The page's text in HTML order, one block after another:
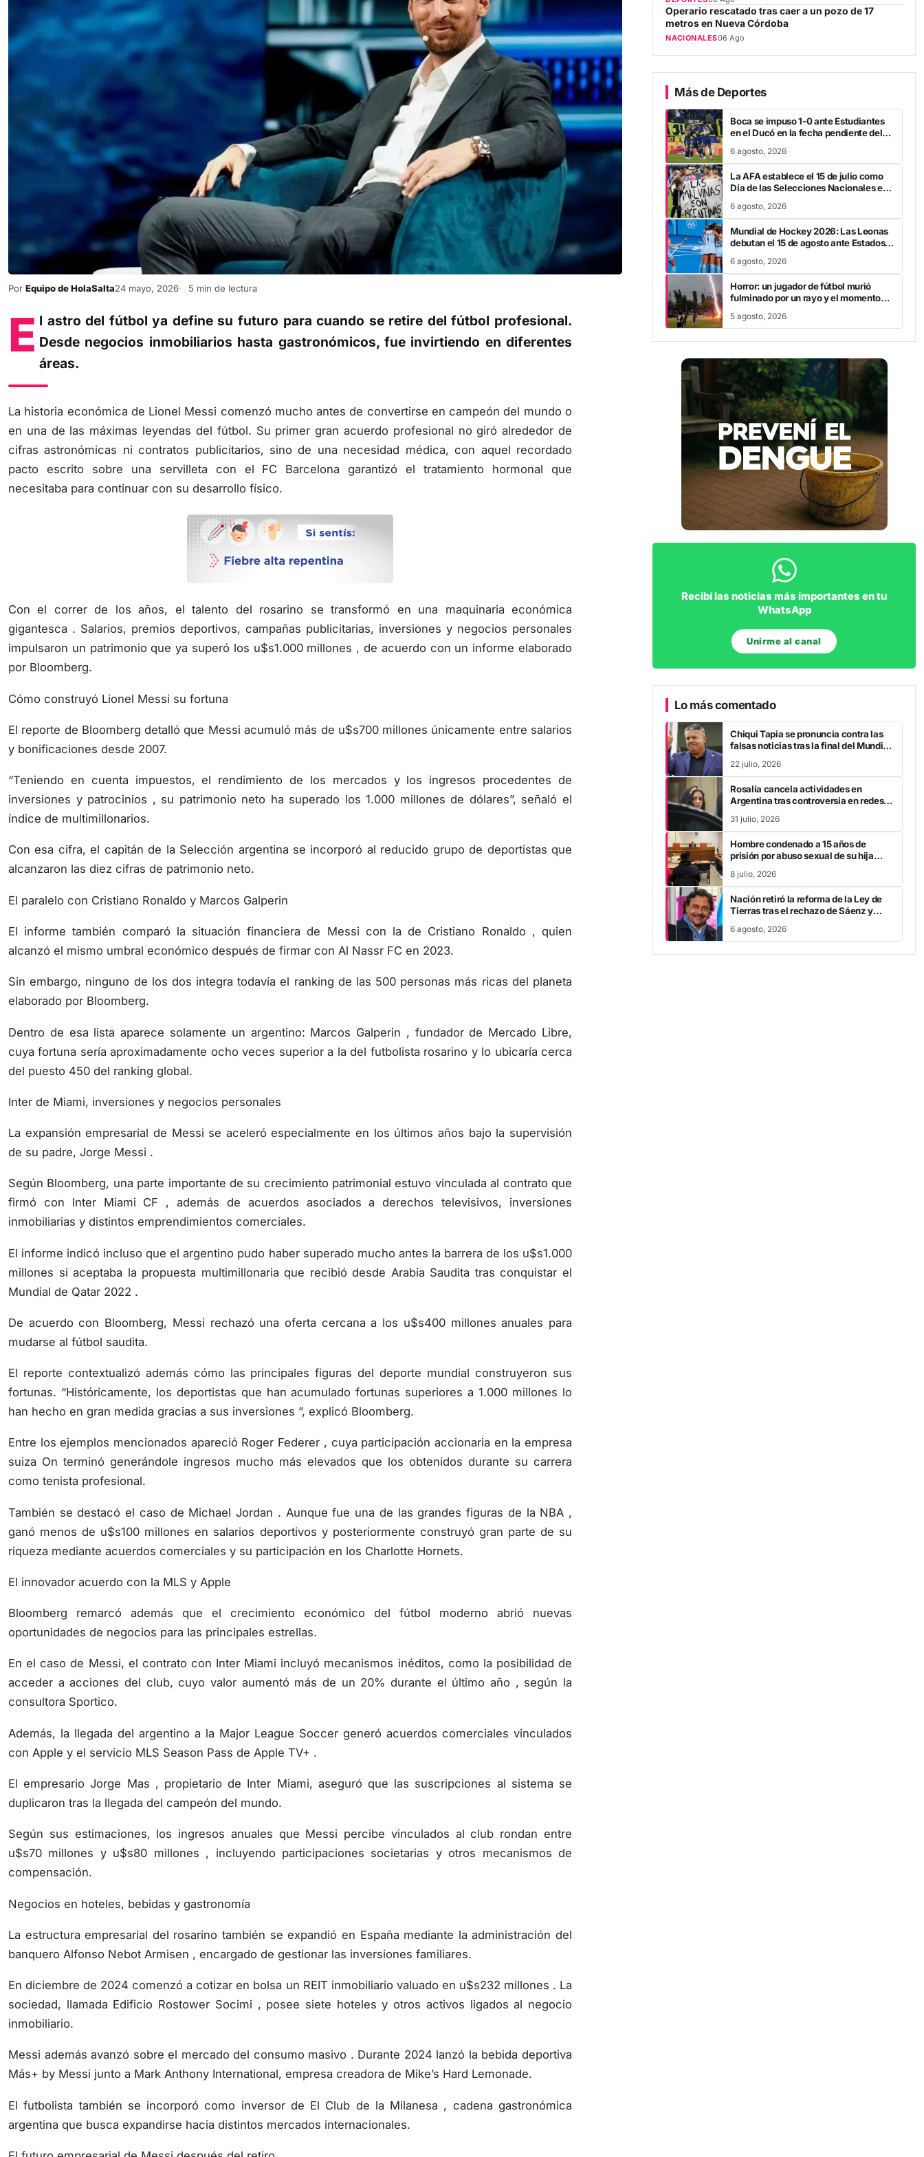
Por Equipo de HolaSalta24 mayo, 2026 5 min de lectura
E l astro del fútbol ya define su futuro para cuando se retire del fútbol profesional.
Desde negocios inmobiliarios hasta gastronómicos, fue invirtiendo en diferentes
áreas.
La historia económica de Lionel Messi comenzó mucho antes de convertirse en campeón del mundo o
en una de las máximas leyendas del fútbol. Su primer gran acuerdo profesional no giró alrededor de
cifras astronómicas ni contratos publicitarios, sino de una necesidad médica, con aquel recordado
pacto escrito sobre una servilleta con el FC Barcelona garantizó el tratamiento hormonal que
necesitaba para continuar con su desarrollo físico.
Con el correr de los años, el talento del rosarino se transformó en una maquinaria económica
gigantesca . Salarios, premios deportivos, campañas publicitarias, inversiones y negocios personales
impulsaron un patrimonio que ya superó los u$s1.000 millones , de acuerdo con un informe elaborado
por Bloomberg.
Cómo construyó Lionel Messi su fortuna
El reporte de Bloomberg detalló que Messi acumuló más de u$s700 millones únicamente entre salarios
y bonificaciones desde 2007.
“Teniendo en cuenta impuestos, el rendimiento de los mercados y los ingresos procedentes de
inversiones y patrocinios , su patrimonio neto ha superado los 1.000 millones de dólares”, señaló el
índice de multimillonarios.
Con esa cifra, el capitán de la Selección argentina se incorporó al reducido grupo de deportistas que
alcanzaron las diez cifras de patrimonio neto.
El paralelo con Cristiano Ronaldo y Marcos Galperin
El informe también comparó la situación financiera de Messi con la de Cristiano Ronaldo , quien
alcanzó el mismo umbral económico después de firmar con Al Nassr FC en 2023.
Sin embargo, ninguno de los dos integra todavía el ranking de las 500 personas más ricas del planeta
elaborado por Bloomberg.
Dentro de esa lista aparece solamente un argentino: Marcos Galperin , fundador de Mercado Libre,
cuya fortuna sería aproximadamente ocho veces superior a la del futbolista rosarino y lo ubicaría cerca
del puesto 450 del ranking global.
Inter de Miami, inversiones y negocios personales
La expansión empresarial de Messi se aceleró especialmente en los últimos años bajo la supervisión
de su padre, Jorge Messi .
Según Bloomberg, una parte importante de su crecimiento patrimonial estuvo vinculada al contrato que
firmó con Inter Miami CF , además de acuerdos asociados a derechos televisivos, inversiones
inmobiliarias y distintos emprendimientos comerciales.
El informe indicó incluso que el argentino pudo haber superado mucho antes la barrera de los u$s1.000
millones si aceptaba la propuesta multimillonaria que recibió desde Arabia Saudita tras conquistar el
Mundial de Qatar 2022 .
De acuerdo con Bloomberg, Messi rechazó una oferta cercana a los u$s400 millones anuales para
mudarse al fútbol saudita.
El reporte contextualizó además cómo las principales figuras del deporte mundial construyeron sus
fortunas. “Históricamente, los deportistas que han acumulado fortunas superiores a 1.000 millones lo
han hecho en gran medida gracias a sus inversiones ”, explicó Bloomberg.
Entre los ejemplos mencionados apareció Roger Federer , cuya participación accionaria en la empresa
suiza On terminó generándole ingresos mucho más elevados que los obtenidos durante su carrera
como tenista profesional.
También se destacó el caso de Michael Jordan . Aunque fue una de las grandes figuras de la NBA ,
ganó menos de u$s100 millones en salarios deportivos y posteriormente construyó gran parte de su
riqueza mediante acuerdos comerciales y su participación en los Charlotte Hornets.
El innovador acuerdo con la MLS y Apple
Bloomberg remarcó además que el crecimiento económico del fútbol moderno abrió nuevas
oportunidades de negocios para las principales estrellas.
En el caso de Messi, el contrato con Inter Miami incluyó mecanismos inéditos, como la posibilidad de
acceder a acciones del club, cuyo valor aumentó más de un 20% durante el último año , según la
consultora Sportico.
Además, la llegada del argentino a la Major League Soccer generó acuerdos comerciales vinculados
con Apple y el servicio MLS Season Pass de Apple TV+ .
El empresario Jorge Mas , propietario de Inter Miami, aseguró que las suscripciones al sistema se
duplicaron tras la llegada del campeón del mundo.
Según sus estimaciones, los ingresos anuales que Messi percibe vinculados al club rondan entre
u$s70 millones y u$s80 millones , incluyendo participaciones societarias y otros mecanismos de
compensación.
Negocios en hoteles, bebidas y gastronomía
La estructura empresarial del rosarino también se expandió en España mediante la administración del
banquero Alfonso Nebot Armisen , encargado de gestionar las inversiones familiares.
En diciembre de 2024 comenzó a cotizar en bolsa un REIT inmobiliario valuado en u$s232 millones . La
sociedad, llamada Edificio Rostower Socimi , posee siete hoteles y otros activos ligados al negocio
inmobiliario.
Messi además avanzó sobre el mercado del consumo masivo . Durante 2024 lanzó la bebida deportiva
Más+ by Messi junto a Mark Anthony International, empresa creadora de Mike’s Hard Lemonade.
El futbolista también se incorporó como inversor de El Club de la Milanesa , cadena gastronómica
argentina que busca expandirse hacia distintos mercados internacionales.
Operario rescatado tras caer a un pozo de 17
metros en Nueva Córdoba
NACIONALES06 Ago
Más de Deportes
Boca se impuso 1-0 ante Estudiantes
en el Ducó en la fecha pendiente del
6 agosto, 2026
La AFA establece el 15 de julio como
Día de las Selecciones Nacionales en
6 agosto, 2026
Mundial de Hockey 2026: Las Leonas
debutan el 15 de agosto ante Estados
6 agosto, 2026
Horror: un jugador de fútbol murió
fulminado por un rayo y el momento
5 agosto, 2026
Recibí las noticias más importantes en tu
WhatsApp
Unirme al canal
Lo más comentado
Chiqui Tapia se pronuncia contra las
falsas noticias tras la final del Mundial
22 julio, 2026
Rosalía cancela actividades en
Argentina tras controversia en redes
31 julio, 2026
Hombre condenado a 15 años de
prisión por abuso sexual de su hija
8 julio, 2026
Nación retiró la reforma de la Ley de
Tierras tras el rechazo de Sáenz y
6 agosto, 2026